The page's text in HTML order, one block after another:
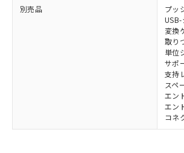
別売品
プッ
変換
取り
単位
サポ
支持
スペ
エン
エン
コネ
以下の条件をお読みいただき、同
本サービスは、当社制御機
商品の当社在庫状況および
(税抜)を提供させていただ
当社制御機器事業取扱商品
本サービスの対象外となる
ことをご了承ください。
対応予定なし：EU RoHS指令（
非含有に非対応の商品で、対応品
調査・確認中：EU RoHS指令（
非含有の対応状況を調査中または
非該当品：ライセンス料など無形
害物質有無と関係のない商品です
仕入先様の事情により、非含有部
いたものが、含有品と判明した
むを得ず変更することがあります
「○」：最大均質材料含有率が中
基準値以下であることを示します
「×」：最大均質材料含有率が中
基準値を超えていることを示しま
「－」：未確認です。当社販売部
当社は、これら貴社製品の
為替および外国貿易法に定